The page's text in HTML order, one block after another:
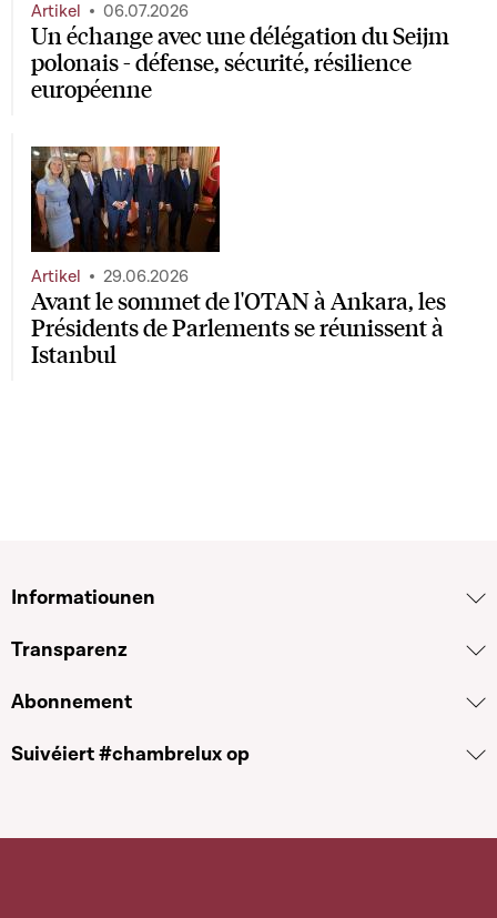
Un échange avec une délégation du Seijm
polonais - défense, sécurité, résilience
européenne
Artikel 06.07.2026
Avant le sommet de l'OTAN à Ankara, les
Présidents de Parlements se réunissent à
Istanbul
Artikel 29.06.2026
Informatiounen
Transparenz
Abonnement
Suivéiert #chambrelux op